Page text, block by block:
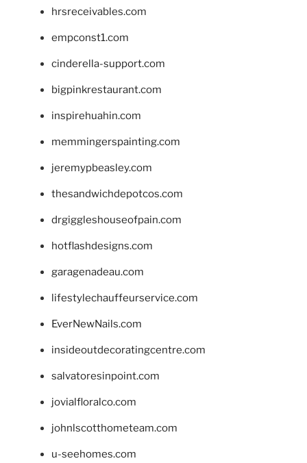
hrsreceivables.com
empconst1.com
cinderella-support.com
bigpinkrestaurant.com
inspirehuahin.com
memmingerspainting.com
jeremypbeasley.com
thesandwichdepotcos.com
drgiggleshouseofpain.com
hotflashdesigns.com
garagenadeau.com
lifestylechauffeurservice.com
EverNewNails.com
insideoutdecoratingcentre.com
salvatoresinpoint.com
jovialfloralco.com
johnlscotthometeam.com
u-seehomes.com